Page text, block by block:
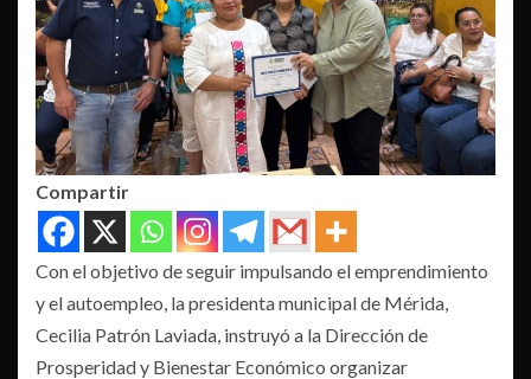
Compartir
Con el objetivo de seguir impulsando el emprendimiento
y el autoempleo, la presidenta municipal de Mérida,
Cecilia Patrón Laviada, instruyó a la Dirección de
Prosperidad y Bienestar Económico organizar